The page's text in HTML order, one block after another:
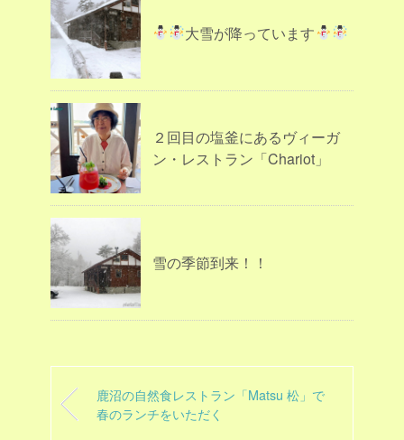
大雪が降っています
２回目の塩釜にあるヴィーガ
ン・レストラン「Chariot」
雪の季節到来！！
鹿沼の自然食レストラン「Matsu 松」で
春のランチをいただく